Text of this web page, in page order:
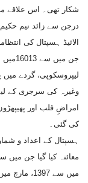
شکار تھی۔ اس علاقے
درجن سے زائد نیم
جن
لیپروسکوپی، گردے میں
وغیرہ کی سرجری کے لیے
امراضِ قلب اور
کی گئی۔